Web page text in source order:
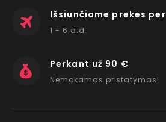
Išsiunčiame prekes per
1 - 6 d.d.
Perkant už 90 €
Nemokamas pristatymas!